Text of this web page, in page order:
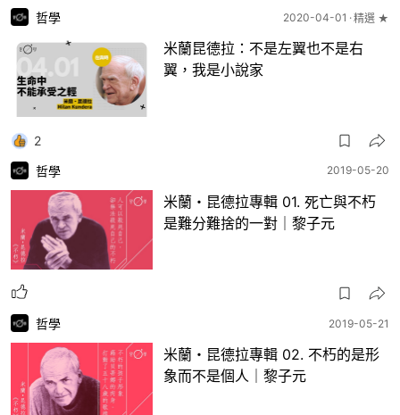
哲學
2020-04-01 精選 ★
米蘭昆德拉：不是左翼也不是右
翼，我是小說家
2
哲學
2019-05-20
米蘭・昆德拉專輯 01. 死亡與不朽
是難分難捨的一對｜黎子元
哲學 2019-05-21
米蘭・昆德拉專輯 02. 不朽的是形
象而不是個人｜黎子元